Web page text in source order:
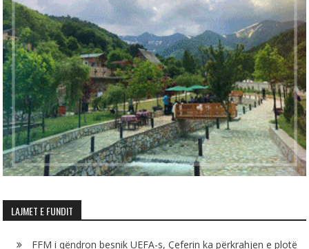
LAJMET E FUNDIT
FFM i qëndron besnik UEFA-s, Çeferin ka përkrahjen e plotë